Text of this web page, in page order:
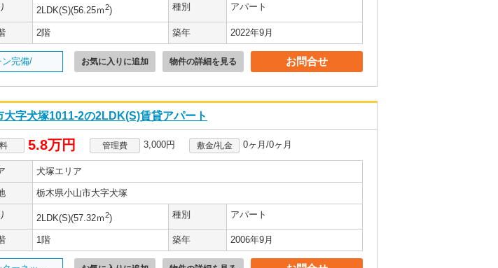
2LDK(S)(56.25ｍ2) 種別 アパート
2階 築年 2022年9月
ン完備/ お問合せ
物件の詳細を見る
お気に入りに追加
字犬塚1011-2の2LDK(S)賃貸アパート
5.8万円 管理費 3,000円 敷金/礼金 0ヶ月/0ヶ月
犬塚エリア
栃木県小山市大字犬塚
2LDK(S)(57.32ｍ2) 種別 アパート
1階 築年 2006年9月